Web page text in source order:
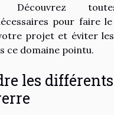
Découvrez
pour faire
projet et éviter
ce domaine pointu.
les différents